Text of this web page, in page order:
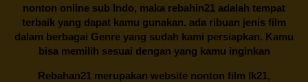
nonton online sub Indo, maka rebahin21 adalah tempat
terbaik yang dapat kamu gunakan. ada ribuan jenis film
dalam berbagai Genre yang sudah kami persiapkan. Kamu
bisa memilih sesuai dengan yang kamu inginkan
Rebahan21 merupakan website nonton film lk21,